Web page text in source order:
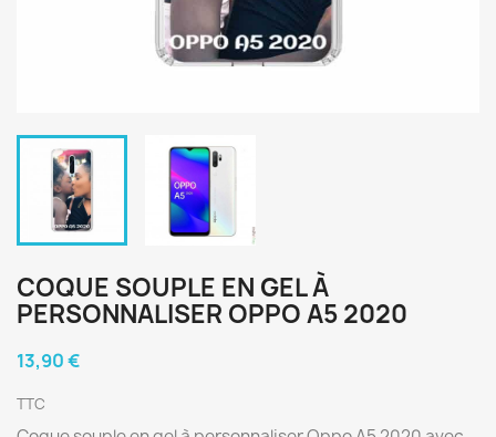
COQUE SOUPLE EN GEL À
PERSONNALISER OPPO A5 2020
13,90 €
TTC